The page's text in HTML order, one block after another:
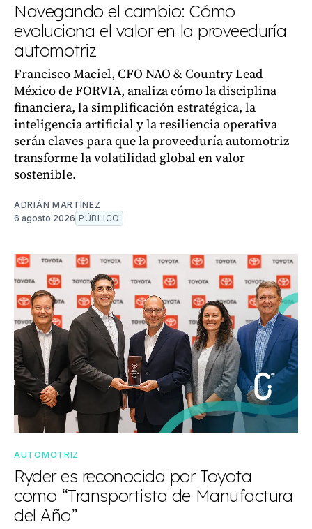
Navegando el cambio: Cómo
evoluciona el valor en la proveeduría
automotriz
Francisco Maciel, CFO NAO & Country Lead
México de FORVIA, analiza cómo la disciplina
financiera, la simplificación estratégica, la
inteligencia artificial y la resiliencia operativa
serán claves para que la proveeduría automotriz
transforme la volatilidad global en valor
sostenible.
ADRIÁN MARTÍNEZ
6 agosto 2026 PÚBLICO
AUTOMOTRIZ
Ryder es reconocida por Toyota
como “Transportista de Manufactura
del Año”